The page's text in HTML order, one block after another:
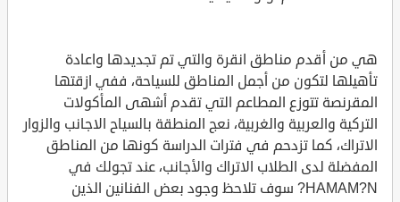
هي من أقدم مناطق انقرة والتي تم تجديدها واعادة
تأهيلها لتكون من أجمل المناطق للسياحة، ففي ازقتها
المقرنصة تتوزع المطاعم التي تقدم أشهى المأكولات
التركية والعربية والغربية، نعج المنطقة بالسياح الاجانب والزوار
الاتراك، كما تزدحم في فترات الدراسة كونها من المناطق
المفضلة لدى الطلاب الاتراك والأجانب، عند تجولك في
HAMAM?N? سوف تلاحظ وجود بعض الفنانين الذين